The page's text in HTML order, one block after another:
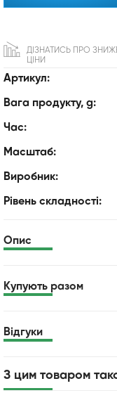
Артикул:
Вага продукту, g:
Час:
Масштаб:
Виробник:
Рівень складності:
ДІЗНАТИСЬ ПРО
ЦІНИ
Опис
Купують разом
Відгуки
З цим товаром